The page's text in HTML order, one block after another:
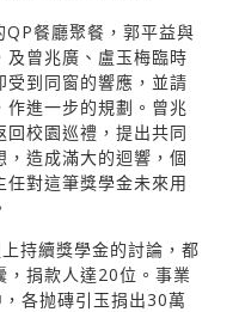
餐廳聚餐，郭平益與
及曾兆廣、盧玉梅臨時
到同窗的響應，並請
進一步的規劃。曾兆
校園巡禮，提出共同
造成滿大的迴響，個
對這筆獎學金未來用
持續獎學金的討論，都
，捐款人達20位。事業
各抛磚引玉捐出30萬